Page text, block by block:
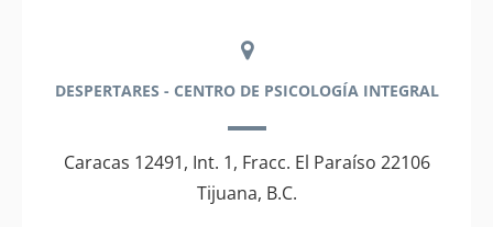
DESPERTARES - CENTRO DE PSICOLOGÍA INTEGRAL
Caracas 12491, Int. 1, Fracc. El Paraíso 22106
Tijuana, B.C.